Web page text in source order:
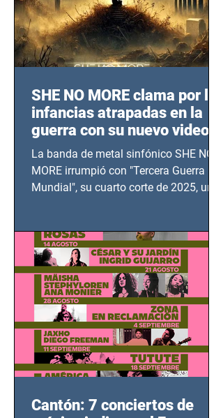
SHE NO MORE clama por las
infancias atrapadas en la
guerra con su nuevo video
TERCERA GUERRA
MUNDIAL
La banda de metal sinfónico SHE NO
MORE irrumpió con "Tercera Guerra
Mundial", su cuarto corte de 2025, un
bélicos.
Cantón: 7 conciertos de